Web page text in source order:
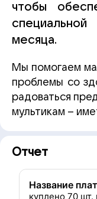
чтобы
месяца.
Мы помогаем
проблемы со
радоваться
мультикам –
Отчет
Название
куплено 70